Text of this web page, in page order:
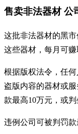
售卖非法器材 公
这批非法器材的黑
这些器材，每月可赚
根据版权法令，任
盗版内容的器材或
款最高10万元，或
违例公司可被判罚款